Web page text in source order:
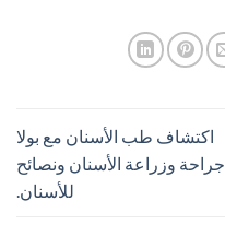
اكتشاف طب الأسنان مع بولا
جراحة وزراعة الأسنان ونصائح
للأسنان.